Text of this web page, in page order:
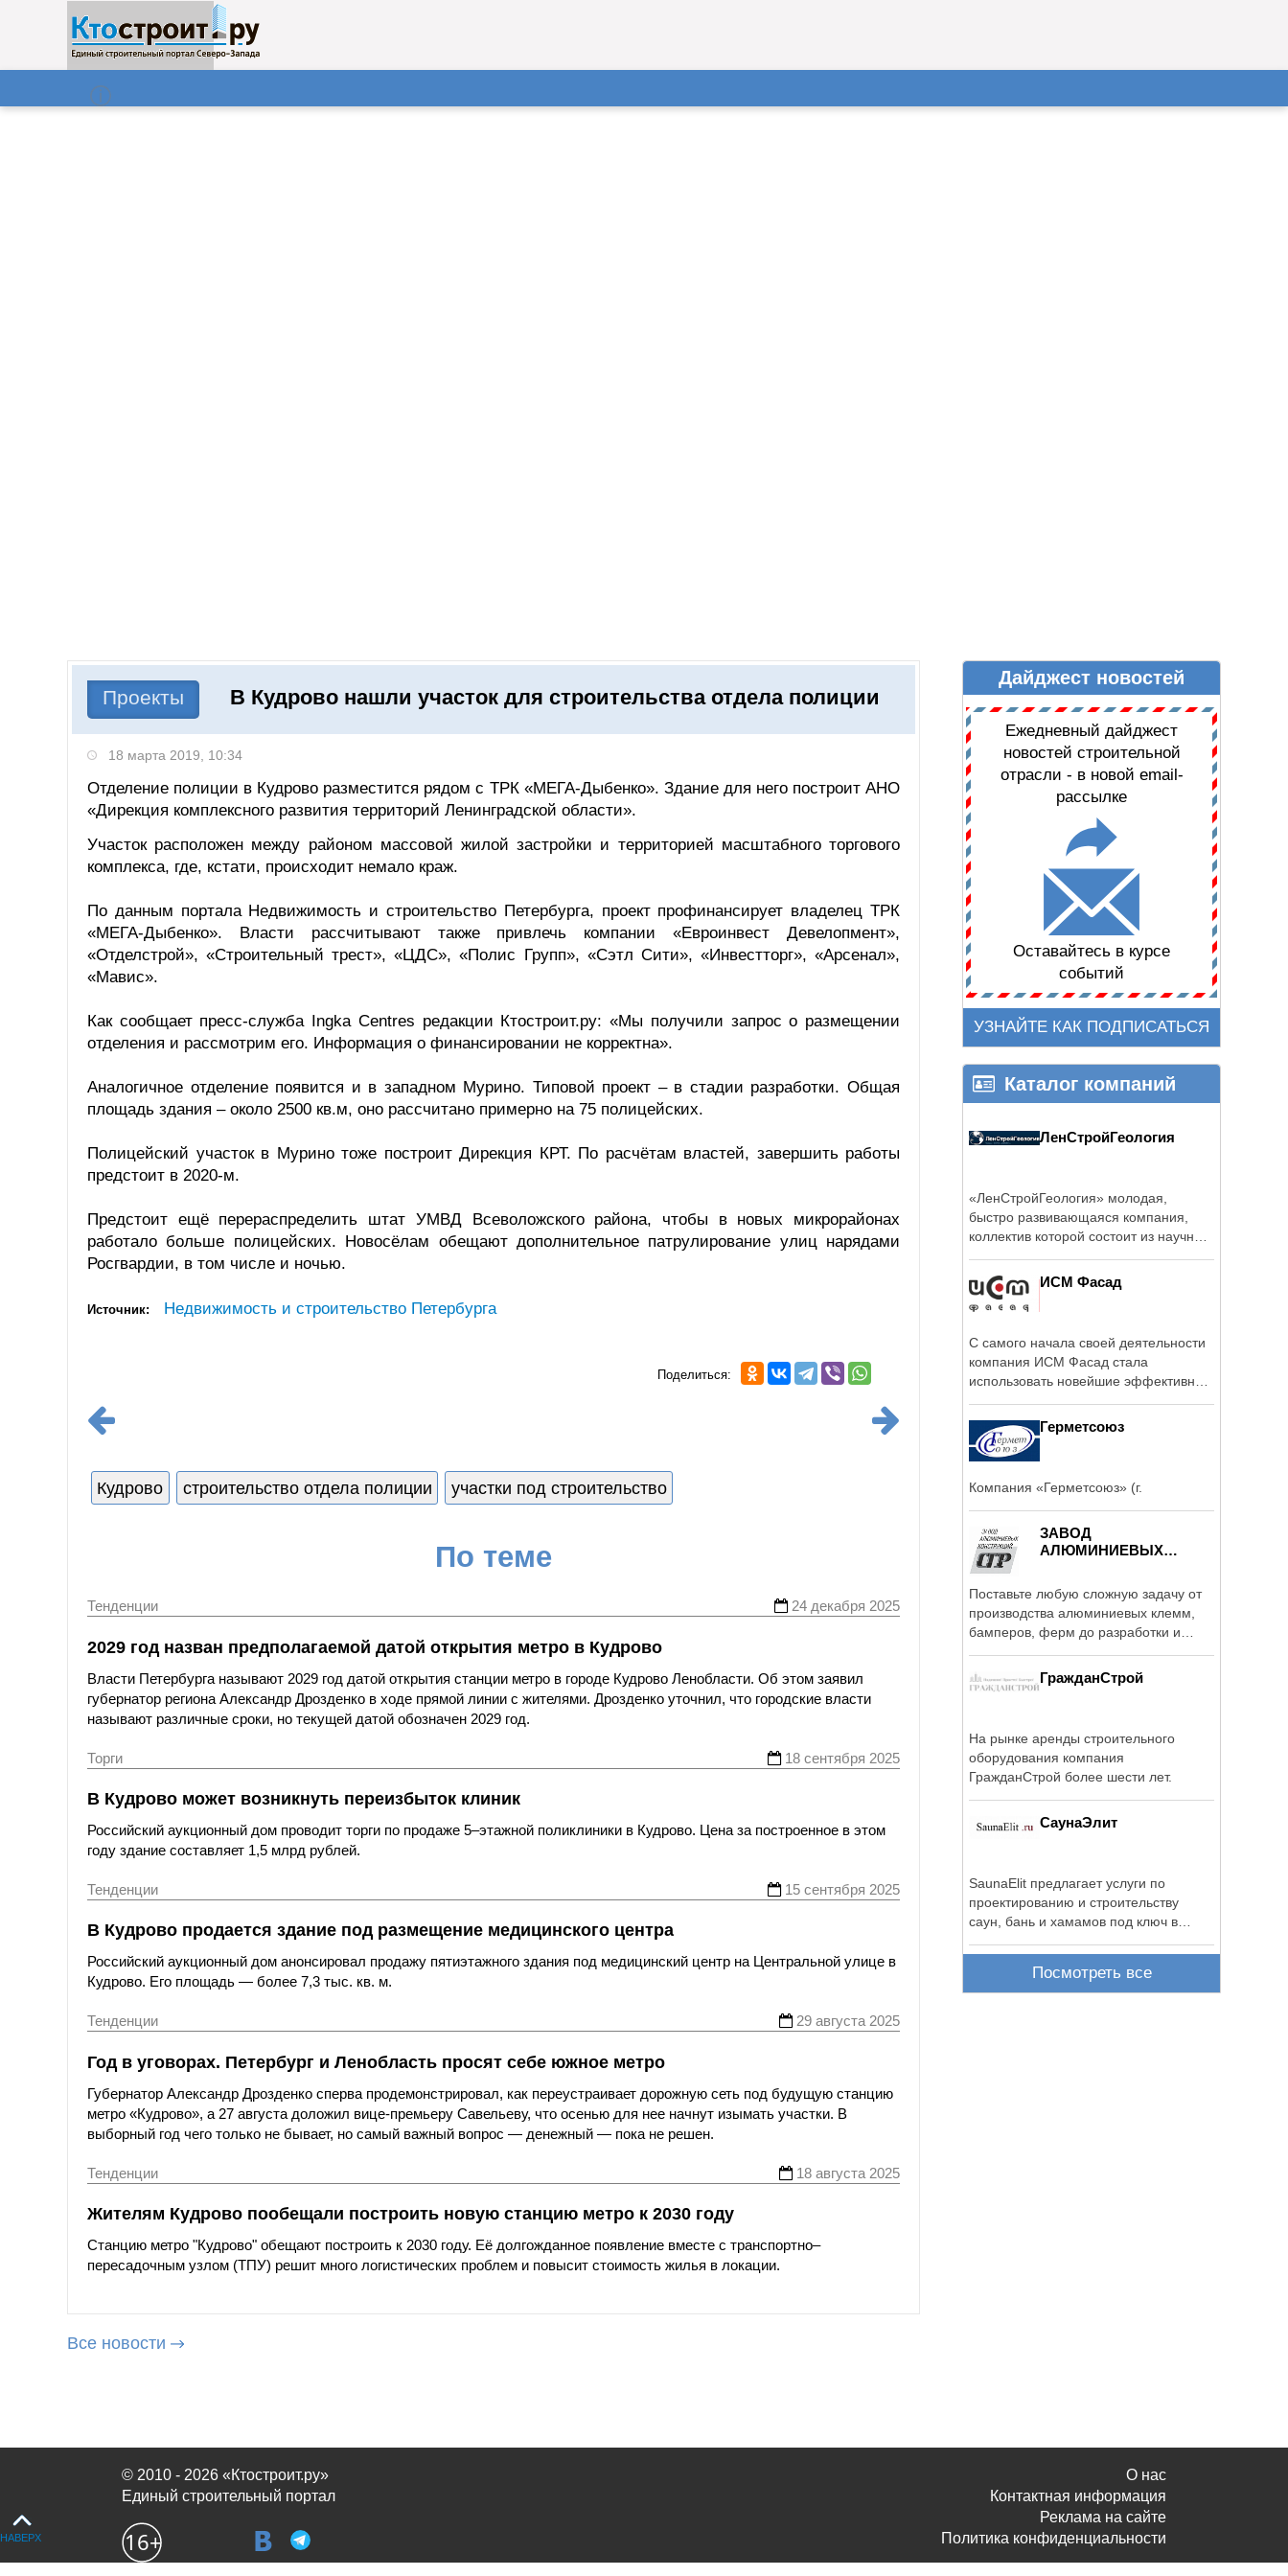
Поиск
НОВОСТИ ДАЙДЖЕСТ НОВОСТЕЙ
Проекты В Кудрово нашли участок для строительства отдела полиции
18 марта 2019, 10:34
Отделение полиции в Кудрово разместится рядом с ТРК «МЕГА-Дыбенко». Здание для него построит АНО
«Дирекция комплексного развития территорий Ленинградской области».
Участок расположен между районом массовой жилой застройки и территорией масштабного торгового
комплекса, где, кстати, происходит немало краж.
По данным портала Недвижимость и строительство Петербурга, проект профинансирует владелец ТРК
«МЕГА-Дыбенко». Власти рассчитывают также привлечь компании «Евроинвест Девелопмент»,
«Отделстрой», «Строительный трест», «ЦДС», «Полис Групп», «Сэтл Сити», «Инвестторг», «Арсенал»,
«Мавис».
Как сообщает пресс-служба Ingka Centres редакции Ктостроит.ру: «Мы получили запрос о размещении
отделения и рассмотрим его. Информация о финансировании не корректна».
Аналогичное отделение появится и в западном Мурино. Типовой проект – в стадии разработки. Общая
площадь здания – около 2500 кв.м, оно рассчитано примерно на 75 полицейских.
Полицейский участок в Мурино тоже построит Дирекция КРТ. По расчётам властей, завершить работы
предстоит в 2020-м.
Предстоит ещё перераспределить штат УМВД Всеволожского района, чтобы в новых микрорайонах
работало больше полицейских. Новосёлам обещают дополнительное патрулирование улиц нарядами
Росгвардии, в том числе и ночью.
Источник: Недвижимость и строительство Петербурга
Поделиться:
Кудрово строительство отдела полиции участки под строительство
По теме
Тенденции 24 декабря 2025
2029 год назван предполагаемой датой открытия метро в Кудрово
Власти Петербурга называют 2029 год датой открытия станции метро в городе Кудрово Ленобласти. Об этом заявил
губернатор региона Александр Дрозденко в ходе прямой линии с жителями. Дрозденко уточнил, что городские власти
называют различные сроки, но текущей датой обозначен 2029 год.
Торги 18 сентября 2025
В Кудрово может возникнуть переизбыток клиник
Российский аукционный дом проводит торги по продаже 5–этажной поликлиники в Кудрово. Цена за построенное в этом
году здание составляет 1,5 млрд рублей.
Тенденции 15 сентября 2025
В Кудрово продается здание под размещение медицинского центра
Российский аукционный дом анонсировал продажу пятиэтажного здания под медицинский центр на Центральной улице в
Кудрово. Его площадь — более 7,3 тыс. кв. м.
Тенденции 29 августа 2025
Год в уговорах. Петербург и Ленобласть просят себе южное метро
Губернатор Александр Дрозденко сперва продемонстрировал, как переустраивает дорожную сеть под будущую станцию
метро «Кудрово», а 27 августа доложил вице-премьеру Савельеву, что осенью для нее начнут изымать участки. В
выборный год чего только не бывает, но самый важный вопрос — денежный — пока не решен.
Тенденции 18 августа 2025
Жителям Кудрово пообещали построить новую станцию метро к 2030 году
Станцию метро "Кудрово" обещают построить к 2030 году. Её долгожданное появление вместе с транспортно–
пересадочным узлом (ТПУ) решит много логистических проблем и повысит стоимость жилья в локации.
Все новости
Дайджест новостей
Ежедневный дайджест
новостей строительной
отрасли - в новой email-
рассылке
Оставайтесь в курсе
событий
УЗНАЙТЕ КАК ПОДПИСАТЬСЯ
Каталог компаний
ЛенСтройГеология
«ЛенСтройГеология» молодая,
быстро развивающаяся компания,
коллектив которой состоит из научных
ИСМ Фасад
С самого начала своей деятельности
компания ИСМ Фасад стала
использовать новейшие эффективные
Герметсоюз
Компания «Герметсоюз» (г.
ЗАВОД
АЛЮМИНИЕВЫХ
Поставьте любую сложную задачу от
производства алюминиевых клемм,
бамперов, ферм до разработки и
ГражданСтрой
На рынке аренды строительного
оборудования компания
ГражданСтрой более шести лет.
СаунаЭлит
SaunaElit предлагает услуги по
проектированию и строительству
саун, бань и хамамов под ключ в
Посмотреть все
© 2010 - 2026 «Ктостроит.ру»
Единый строительный портал
О нас
Контактная информация
Реклама на сайте
Политика конфиденциальности
НАВЕРХ